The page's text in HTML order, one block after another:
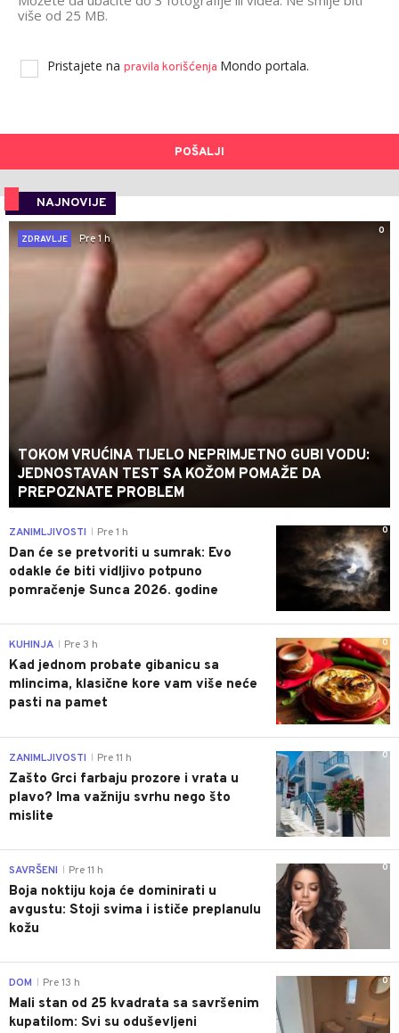
više od 25 MB.
Pristajete na pravila korišćenja Mondo portala.
POŠALJI
NAJNOVIJE
0
ZDRAVLJE
Pre 1 h
TOKOM VRUĆINA TIJELO NEPRIMJETNO GUBI VODU:
JEDNOSTAVAN TEST SA KOŽOM POMAŽE DA
PREPOZNATE PROBLEM
0
ZANIMLJIVOSTI Pre 1 h
Dan će se pretvoriti u sumrak: Evo
odakle će biti vidljivo potpuno
pomračenje Sunca 2026. godine
0
KUHINJA Pre 3 h
Kad jednom probate gibanicu sa
mlincima, klasične kore vam više neće
pasti na pamet
0
ZANIMLJIVOSTI Pre 11 h
Zašto Grci farbaju prozore i vrata u
plavo? Ima važniju svrhu nego što
mislite
0
SAVRŠENI Pre 11 h
Boja noktiju koja će dominirati u
avgustu: Stoji svima i ističe preplanulu
kožu
0
DOM Pre 13 h
Mali stan od 25 kvadrata sa savršenim
kupatilom: Svi su oduševljeni